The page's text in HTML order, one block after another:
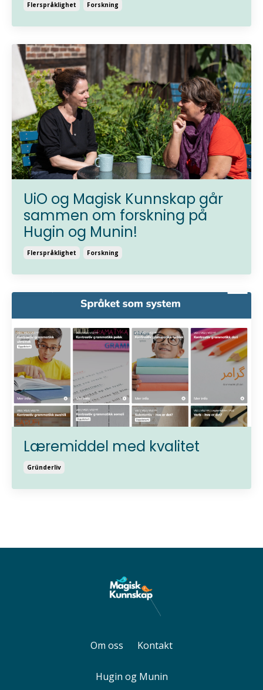
Flerspråklighet Forskning
UiO og Magisk Kunnskap går
sammen om forskning på
Hugin og Munin!
Flerspråklighet Forskning
Læremiddel med kvalitet
Gründerliv
Om oss Kontakt
Hugin og Munin